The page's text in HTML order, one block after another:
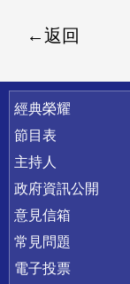
返回
快速連結
經典榮耀
節目表
主持人
政府資訊公開
意見信箱
常見問題
電子投票